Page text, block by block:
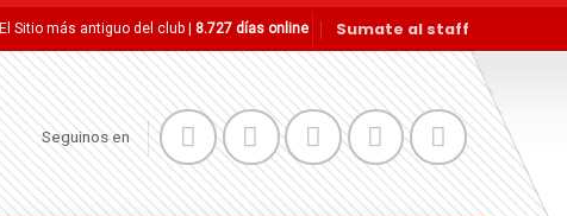
El Sitio más antiguo del club | 8.727 días online Sumate al staff
Seguinos en